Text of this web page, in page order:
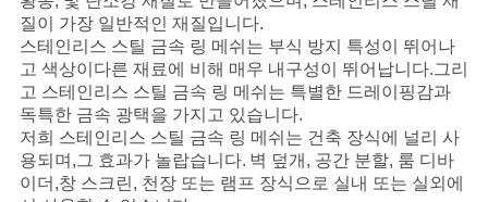
건
사
이
트
질이 가장 일반적인 재질입니다.
스테인리스 스틸 금속 링 메쉬는 부식 방지 특성이 뛰어나
고 색상이 다른 재료에 비해 매우 내구성이 뛰어납니다.그리
고 스테인리스 스틸 금속 링 메쉬는 특별한 드레이핑감과
독특한 금속 광택을 가지고 있습니다.
저희 스테인리스 스틸 금속 링 메쉬는 건축 장식에 널리 사
용되며,그 효과가 놀랍습니다. 벽 덮개, 공간 분할, 룸 디바
이더,창 스크린, 천장 또는 램프 장식으로 실내 또는 실외에